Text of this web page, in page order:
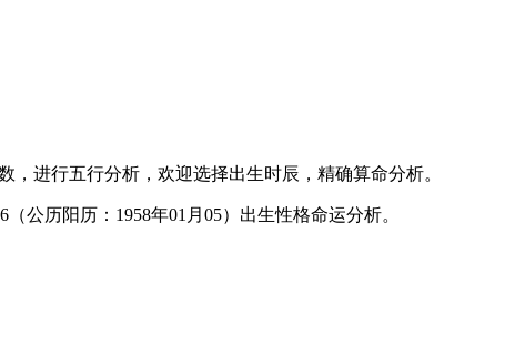
进行五行分析，欢迎选择出生时辰，精确算命分析。
公历阳历：1958年01月05）出生性格命运分析。